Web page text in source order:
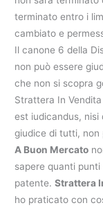
terminato entro i
cambiato e
Il canone 6 della
non può essere
che non si scopra
Strattera In
est iudicandus,
giudice di tutti,
A Buon Mercato
sapere quanti
patente.Strattera
ho praticato con